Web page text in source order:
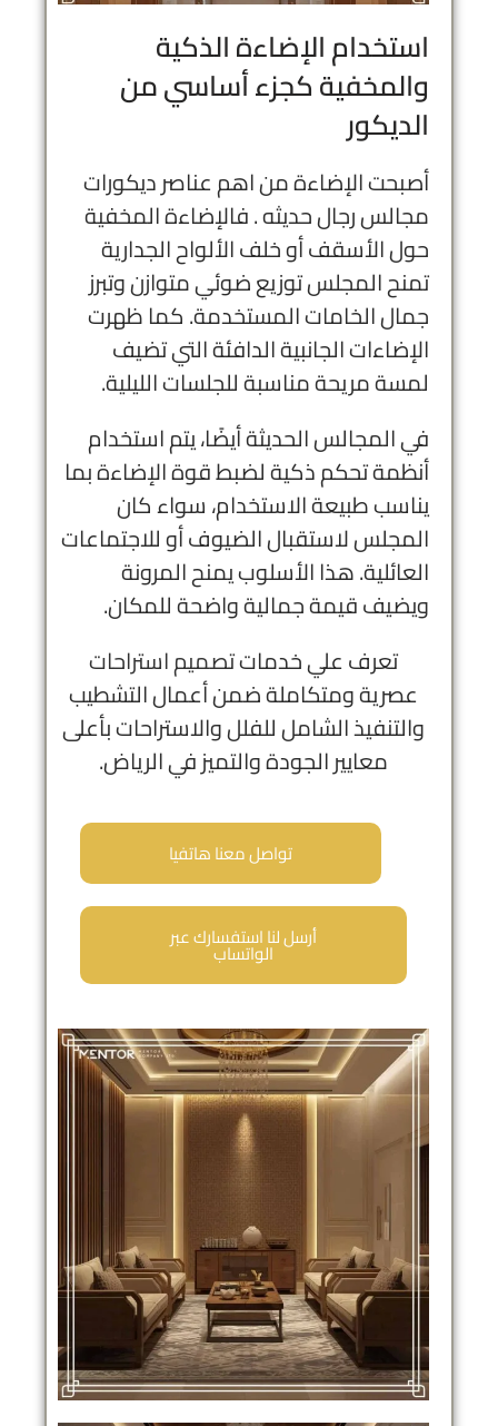
استخدام الإضاءة الذكية
والمخفية كجزء أساسي من
الديكور
أصبحت الإضاءة من اهم عناصر ديكورات
مجالس رجال حديثه . فالإضاءة المخفية
حول الأسقف أو خلف الألواح الجدارية
تمنح المجلس توزيع ضوئي متوازن وتبرز
جمال الخامات المستخدمة. كما ظهرت
الإضاءات الجانبية الدافئة التي تضيف
لمسة مريحة مناسبة للجلسات الليلية.
في المجالس الحديثة أيضًا، يتم استخدام
أنظمة تحكم ذكية لضبط قوة الإضاءة بما
يناسب طبيعة الاستخدام، سواء كان
المجلس لاستقبال الضيوف أو للاجتماعات
العائلية. هذا الأسلوب يمنح المرونة
ويضيف قيمة جمالية واضحة للمكان.
تعرف علي خدماتتصميم استراحات
عصرية ومتكاملة ضمن أعمال التشطيب
والتنفيذ الشامل للفلل والاستراحات بأعلى
معايير الجودة والتميز في الرياض.
تواصل معنا هاتفيا
أرسل لنا استفسارك عبر
الواتساب